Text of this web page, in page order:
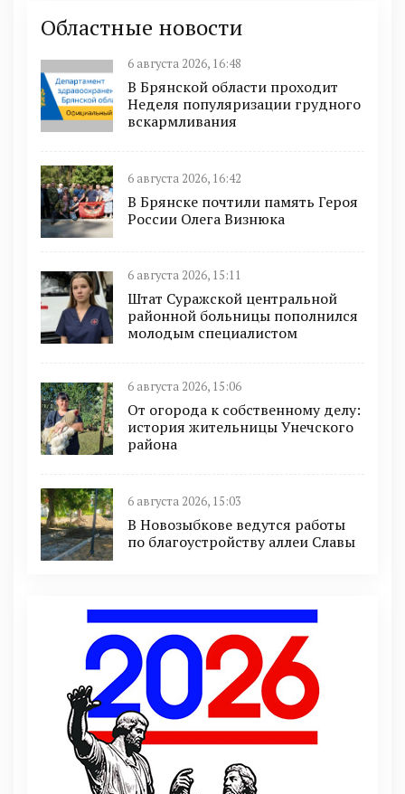
Областные новости
6 августа 2026, 16:48
В Брянской области проходит
Неделя популяризации грудного
вскармливания
6 августа 2026, 16:42
В Брянске почтили память Героя
России Олега Визнюка
6 августа 2026, 15:11
Штат Суражской центральной
районной больницы пополнился
молодым специалистом
6 августа 2026, 15:06
От огорода к собственному делу:
история жительницы Унечского
района
6 августа 2026, 15:03
В Новозыбкове ведутся работы
по благоустройству аллеи Славы